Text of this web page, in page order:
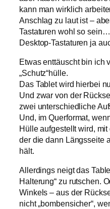
kann man wirklich
Anschlag zu laut ist –
Tastaturen wohl so
Desktop-Tastaturen ja
Etwas enttäuscht bin ich
„Schutz“hülle.
Das Tablet wird hierbei
Und zwar von der
zwei unterschiedliche
Und, im Querformat,
Hülle aufgestellt wird,
der die dann Längsseite
hält.
Allerdings neigt das
Halterung“ zu rutschen.
Winkels – aus der
nicht „bombensicher“,